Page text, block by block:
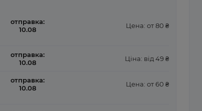
отправка:
10.08
Цена: от 80 ₴
отправка:
10.08
Ціна: від 49 ₴
отправка:
10.08
Цена: от 60 ₴